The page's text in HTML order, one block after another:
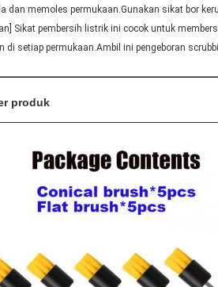
dan memoles permukaan.Gunakan sikat bor
Sikat pembersih listrik ini cocok untuk
di setiap permukaan.Ambil ini pengeboran
produk